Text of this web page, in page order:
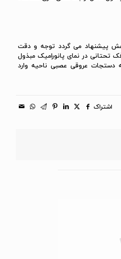
پیشنهاد می گردد توجه و دقت
تحتانی در نمای پانورامیک مبذول
دستجات عروقی عصبی ناحیه وارد
اشتراک